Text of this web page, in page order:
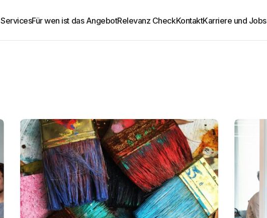
ServicesFür wen ist das AngebotRelevanz CheckKontaktKarriere und Jobs